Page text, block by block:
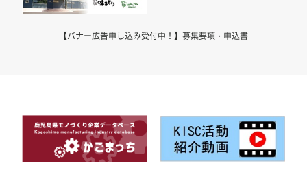
【バナー広告申し込み受付中！】募集要項・申込書